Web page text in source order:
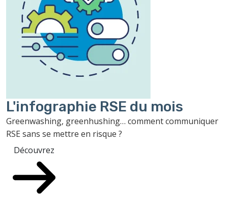
L'infographie RSE du mois
Greenwashing, greenhushing… comment communiquer
RSE sans se mettre en risque ?
Découvrez